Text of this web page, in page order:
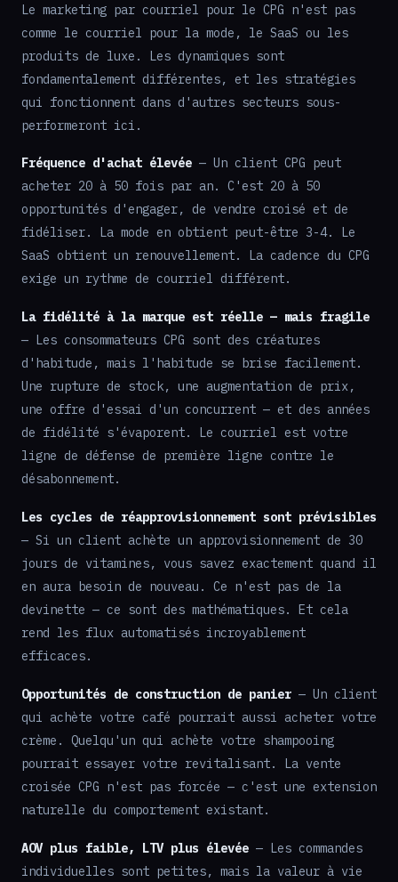
Le marketing par courriel pour le CPG n'est pas
comme le courriel pour la mode, le SaaS ou les
produits de luxe. Les dynamiques sont
fondamentalement différentes, et les stratégies
qui fonctionnent dans d'autres secteurs sous-
performeront ici.
Fréquence d'achat élevée — Un client CPG peut
acheter 20 à 50 fois par an. C'est 20 à 50
opportunités d'engager, de vendre croisé et de
fidéliser. La mode en obtient peut-être 3-4. Le
SaaS obtient un renouvellement. La cadence du CPG
exige un rythme de courriel différent.
La fidélité à la marque est réelle — mais fragile
— Les consommateurs CPG sont des créatures
d'habitude, mais l'habitude se brise facilement.
Une rupture de stock, une augmentation de prix,
une offre d'essai d'un concurrent — et des années
de fidélité s'évaporent. Le courriel est votre
ligne de défense de première ligne contre le
désabonnement.
Les cycles de réapprovisionnement sont prévisibles
— Si un client achète un approvisionnement de 30
jours de vitamines, vous savez exactement quand il
en aura besoin de nouveau. Ce n'est pas de la
devinette — ce sont des mathématiques. Et cela
rend les flux automatisés incroyablement
efficaces.
Opportunités de construction de panier — Un client
qui achète votre café pourrait aussi acheter votre
crème. Quelqu'un qui achète votre shampooing
pourrait essayer votre revitalisant. La vente
croisée CPG n'est pas forcée — c'est une extension
naturelle du comportement existant.
AOV plus faible, LTV plus élevée — Les commandes
individuelles sont petites, mais la valeur à vie